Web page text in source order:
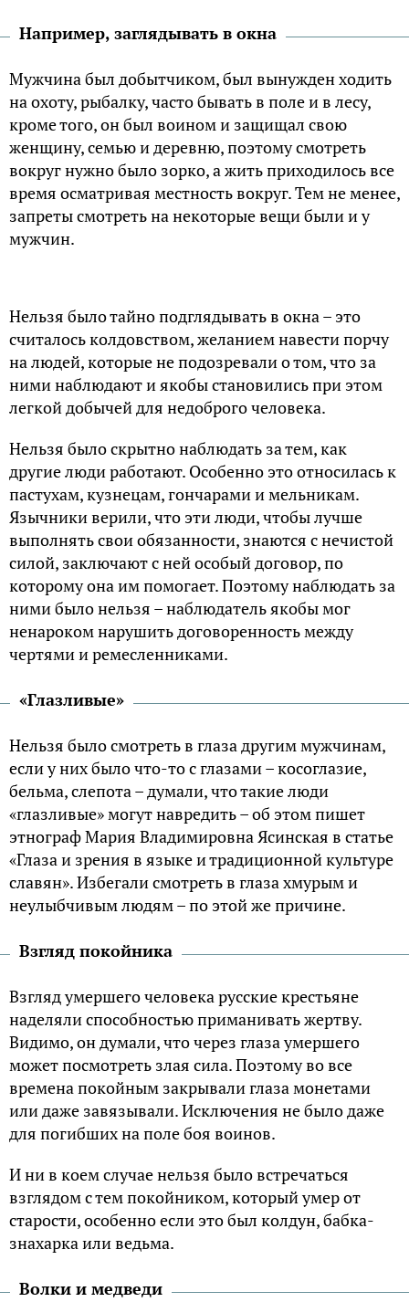
Например, заглядывать в окна
Мужчина был добытчиком, был вынужден ходить
на охоту, рыбалку, часто бывать в поле и в лесу,
кроме того, он был воином и защищал свою
женщину, семью и деревню, поэтому смотреть
вокруг нужно было зорко, а жить приходилось все
время осматривая местность вокруг. Тем не менее,
запреты смотреть на некоторые вещи были и у
мужчин.
Нельзя было тайно подглядывать в окна – это
считалось колдовством, желанием навести порчу
на людей, которые не подозревали о том, что за
ними наблюдают и якобы становились при этом
легкой добычей для недоброго человека.
Нельзя было скрытно наблюдать за тем, как
другие люди работают. Особенно это относилась к
пастухам, кузнецам, гончарами и мельникам.
Язычники верили, что эти люди, чтобы лучше
выполнять свои обязанности, знаются с нечистой
силой, заключают с ней особый договор, по
которому она им помогает. Поэтому наблюдать за
ними было нельзя – наблюдатель якобы мог
ненароком нарушить договоренность между
чертями и ремесленниками.
«Глазливые»
Нельзя было смотреть в глаза другим мужчинам,
если у них было что-то с глазами – косоглазие,
бельма, слепота – думали, что такие люди
«глазливые» могут навредить – об этом пишет
этнограф Мария Владимировна Ясинская в статье
«Глаза и зрения в языке и традиционной культуре
славян». Избегали смотреть в глаза хмурым и
неулыбчивым людям – по этой же причине.
Взгляд покойника
Взгляд умершего человека русские крестьяне
наделяли способностью приманивать жертву.
Видимо, он думали, что через глаза умершего
может посмотреть злая сила. Поэтому во все
времена покойным закрывали глаза монетами
или даже завязывали. Исключения не было даже
для погибших на поле боя воинов.
И ни в коем случае нельзя было встречаться
взглядом с тем покойником, который умер от
старости, особенно если это был колдун, бабка-
знахарка или ведьма.
Волки и медведи